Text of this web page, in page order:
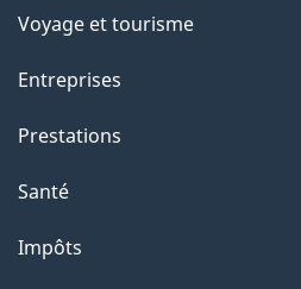
Voyage et tourisme
Entreprises
Prestations
Santé
Impôts